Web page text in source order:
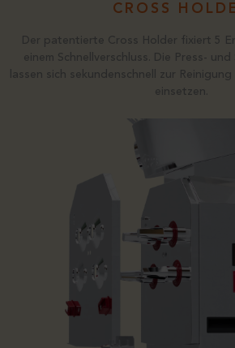
CROSS
Der patentierte Cross Holder fixiert 5
einem Schnellverschluss. Die Press-
lassen sich sekundenschnell zur
einsetzen.